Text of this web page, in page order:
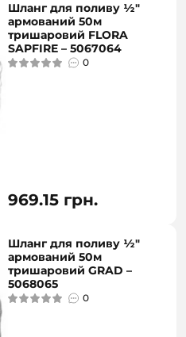
Шланг для поливу ½"
армований 50м
тришаровий FLORA
SAPFIRE – 5067064
0
969.15 грн.
Шланг для поливу ½"
армований 50м
тришаровий GRAD –
5068065
0